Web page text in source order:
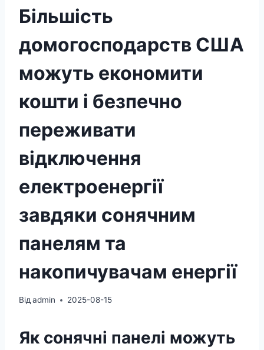
Більшість
домогосподарств США
можуть економити
кошти і безпечно
переживати
відключення
електроенергії
завдяки сонячним
панелям та
накопичувачам енергії
Від admin 2025-08-15
Як сонячні панелі можуть